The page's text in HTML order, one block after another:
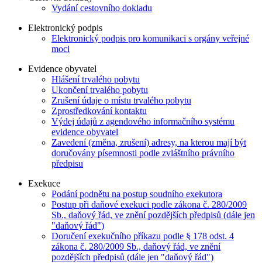
Vydání cestovního dokladu
Elektronický podpis
Elektronický podpis pro komunikaci s orgány veřejné
moci
Evidence obyvatel
Hlášení trvalého pobytu
Ukončení trvalého pobytu
Zrušení údaje o místu trvalého pobytu
Zprostředkování kontaktu
Výdej údajů z agendového informačního systému
evidence obyvatel
Zavedení (změna, zrušení) adresy, na kterou mají být
doručovány písemnosti podle zvláštního právního
předpisu
Exekuce
Podání podnětu na postup soudního exekutora
Postup při daňové exekuci podle zákona č. 280/2009
Sb., daňový řád, ve znění pozdějších předpisů (dále jen
"daňový řád")
Doručení exekučního příkazu podle § 178 odst. 4
zákona č. 280/2009 Sb., daňový řád, ve znění
pozdějších předpisů (dále jen "daňový řád")